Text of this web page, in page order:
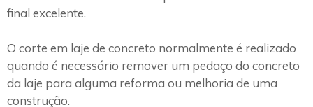
final excelente.
O corte em laje de concreto normalmente é realizado
quando é necessário remover um pedaço do concreto
da laje para alguma reforma ou melhoria de uma
construção.